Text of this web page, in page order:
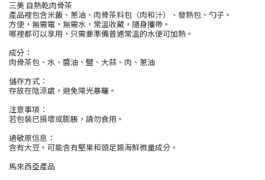
三美 自熱乾肉骨茶
產品裡包含米飯、蔥油、肉骨茶料包（肉和汁）、發熱包、勺子。
方便，無需電，無需水，常溫收藏，隨身攜帶。
哪裡都可以享用，只需要準備普通常溫的水便可加熱。
成分：
肉骨茶包、水、醬油、鹽、大蒜、肉、蔥油
儲存方式：
存放在陰涼處，避免陽光暴曬。
注意事項：
若包裝已損壞或膨脹，請勿食用。
過敏原信息：
含有大豆。可能含有堅果和頭足類海鮮微量成分。
馬來西亞產品